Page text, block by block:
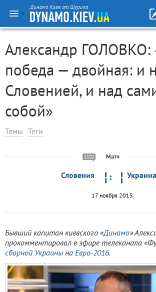
Динамо Киев от Шурика
Александр ГОЛОВКО:
победа — двойная: и
Словенией, и над
собой»
Темы Теги
1102 Матч
Словения Украина
17 ноября 2015
Бывший капитан киевского «Динамо»
прокомментировал в эфире телеканала
сборной Украины на Евро-2016.